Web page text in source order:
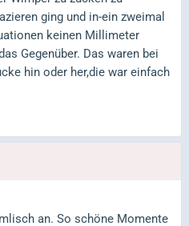
ging und in-ein zweimal
keinen Millimeter
Gegenüber. Das waren bei
hin oder her,die war einfach
an. So schöne Momente